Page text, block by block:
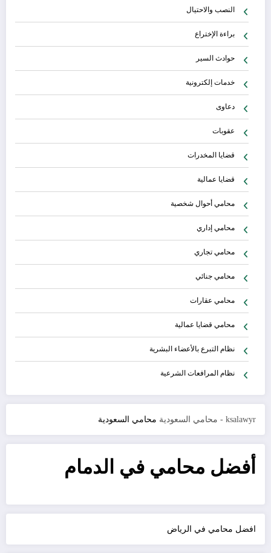
النصب والاحتيال
براءة الإختراع
حوادث السير
خدمات إلكترونية
دعاوى
عقوبات
قضايا المخدرات
قضايا عمالية
محامي أحوال شخصية
محامي إداري
محامي تجاري
محامي جنائي
محامي عقارات
محامي قضايا عمالية
نظام التبرع بالأعضاء البشرية
نظام المرافعات الشرعية
ksalawyr - محامي السعودية محامي السعودية
أفضل محامي في الدمام
افضل محامي في الرياض